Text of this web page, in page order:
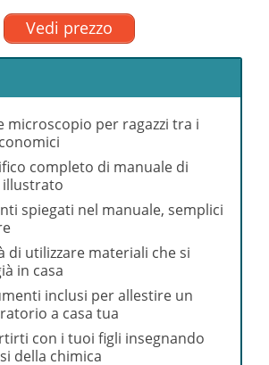
Vedi prezzo
microscopio per ragazzi tra i
completo di manuale di
spiegati nel manuale, semplici
di utilizzare materiali che si
in casa
inclusi per allestire un
a casa tua
con i tuoi figli insegnando
della chimica